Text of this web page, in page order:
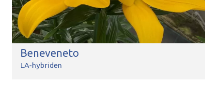
Beneveneto
LA-hybriden